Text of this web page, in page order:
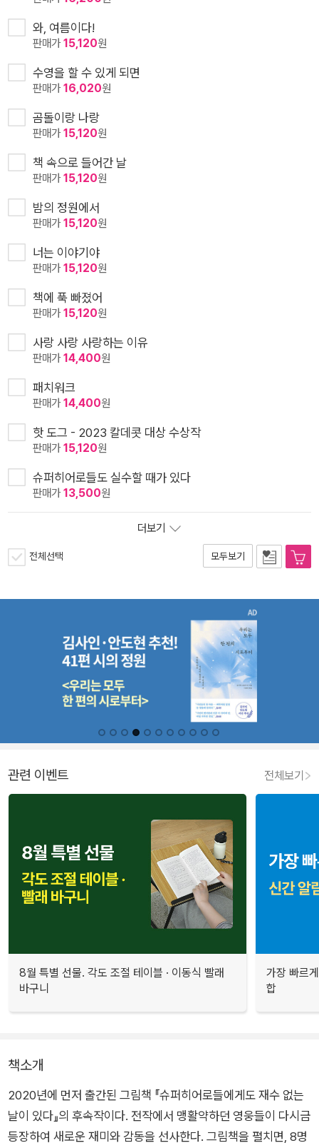
와, 여름이다!
판매가15,120원
수영을 할 수 있게 되면
판매가16,020원
곰돌이랑 나랑
판매가15,120원
책 속으로 들어간 날
판매가15,120원
밤의 정원에서
판매가15,120원
너는 이야기야
판매가15,120원
책에 푹 빠졌어
판매가15,120원
사랑 사랑 사랑하는 이유
판매가14,400원
패치워크
판매가14,400원
핫 도그 - 2023 칼데콧 대상 수상작
판매가15,120원
슈퍼히어로들도 실수할 때가 있다
판매가13,500원
더보기
전체선택 모두보기
관련 이벤트 전체보기
8월 특별 선물. 각도 조절 테이블 · 이동식 빨래
바구니
가장 빠르
합
책소개
2020년에 먼저 출간된 그림책 『슈퍼히어로들에게도 재수 없는
날이 있다』의 후속작이다. 전작에서 맹활약하던 영웅들이 다시금
등장하여 새로운 재미와 감동을 선사한다. 그림책을 펼치면, 8명